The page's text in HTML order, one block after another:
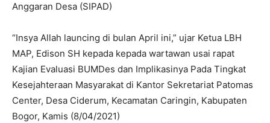
Anggaran Desa (SIPAD)
“Insya Allah launcing di bulan April ini,” ujar Ketua LBH
MAP, Edison SH kepada kepada wartawan usai rapat
Kajian Evaluasi BUMDes dan Implikasinya Pada Tingkat
Kesejahteraan Masyarakat di Kantor Sekretariat Patomas
Center, Desa Ciderum, Kecamatan Caringin, Kabupaten
Bogor, Kamis (8/04/2021)